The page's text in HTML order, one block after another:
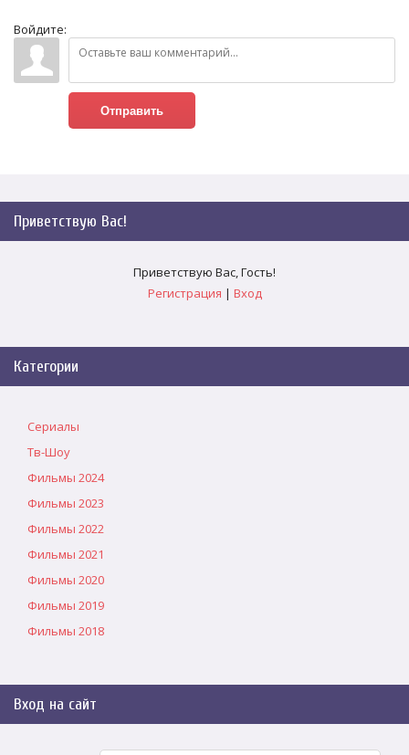
Войдите:
Отправить
Приветствую Вас!
Приветствую Вас,Гость!
Регистрация | Вход
Категории
Сериалы
Тв-Шоу
Фильмы 2024
Фильмы 2023
Фильмы 2022
Фильмы 2021
Фильмы 2020
Фильмы 2019
Фильмы 2018
Вход на сайт